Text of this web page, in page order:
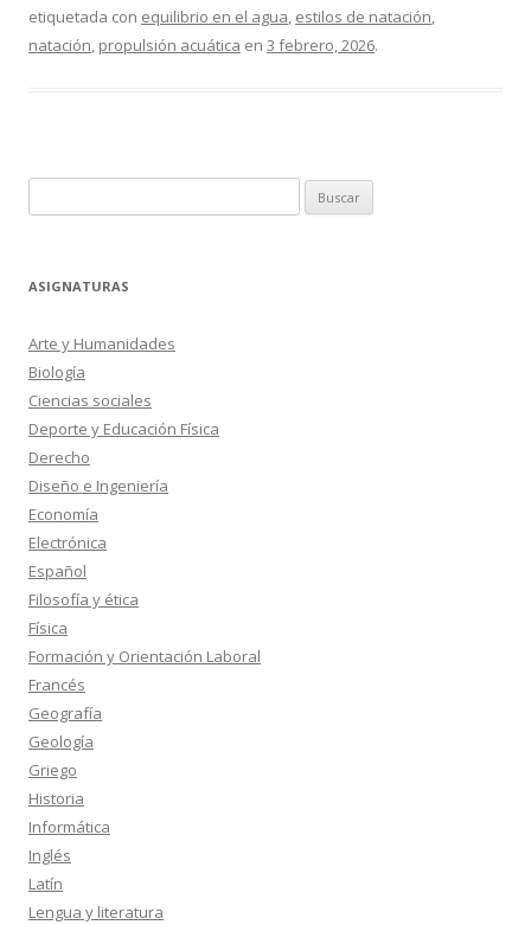
etiquetada con equilibrio en el agua, estilos de natación,
natación, propulsión acuática en 3 febrero, 2026.
ASIGNATURAS
Arte y Humanidades
Biología
Ciencias sociales
Deporte y Educación Física
Derecho
Diseño e Ingeniería
Economía
Electrónica
Español
Filosofía y ética
Física
Formación y Orientación Laboral
Francés
Geografía
Geología
Griego
Historia
Informática
Inglés
Latín
Lengua y literatura